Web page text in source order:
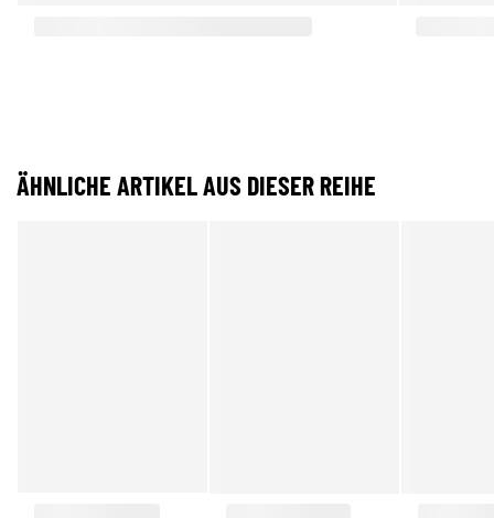
ÄHNLICHE ARTIKEL AUS DIESER REIHE